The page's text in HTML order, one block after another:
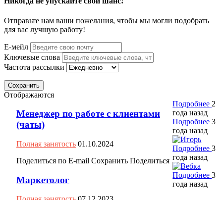
Отправьте нам ваши пожелания, чтобы мы могли подобрать
для вас лучшую работу!
Е-мейл
Ключевые слова
Частота рассылки
Сохранить
Отображаются
Менеджер по работе с клиентами
(чаты)
Полная занятость 01.10.2024
Поделиться по E-mail Сохранить Поделиться
Подробнее 2
года назад
Маркетолог
Подробнее3
года назад
Подробнее3
года назад
Подробнее3
года назад